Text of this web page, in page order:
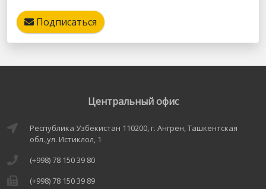
Подписаться
Центральный офис
Республика Узбекистан 110200, г. Ангрен, Ташкентская
обл.,ул. Истиклол, 1
(+998) 78 150 39 80
(+998) 78 150 39 89